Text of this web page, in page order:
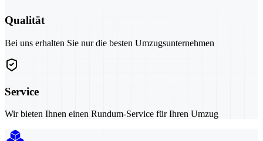
Qualität
Bei uns erhalten Sie nur die besten Umzugsunternehmen
Service
Wir bieten Ihnen einen Rundum-Service für Ihren Umzug